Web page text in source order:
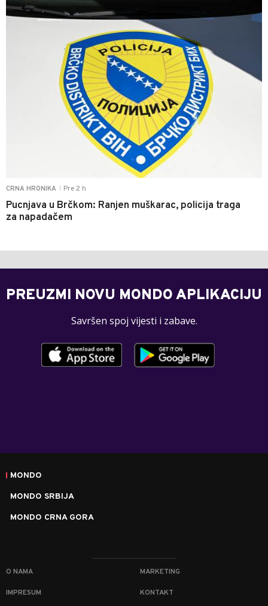
CRNA HRONIKA Pre 2 h
Pucnjava u Brčkom: Ranjen muškarac, policija traga
za napadačem
PREUZMI NOVU MONDO APLIKACIJU
Savršen spoj vijesti i zabave.
MONDO
MONDO SRBIJA
MONDO CRNA GORA
O NAMA MARKETING
IMPRESUM KONTAKT